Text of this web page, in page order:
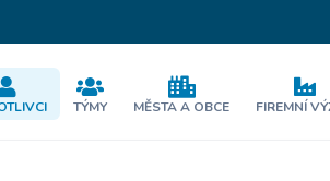
TÝMY MĚSTA A OBCE FIREMNÍ